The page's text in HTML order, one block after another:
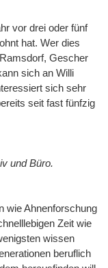
vor drei oder fünf
hat. Wer dies
Gescher
sich an Willi
sich sehr
seit fast fünfzig
und Büro.
wie Ahnenforschung
Zeit wie
wissen
beruflich